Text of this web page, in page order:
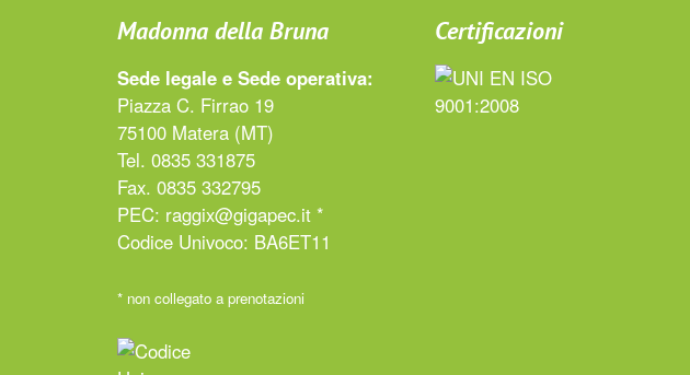
Madonna della Bruna
Sede legale e Sede operativa:
Piazza C. Firrao 19
75100 Matera (MT)
Tel. 0835 331875
Fax. 0835 332795
PEC: raggix@gigapec.it *
Codice Univoco: BA6ET11
* non collegato a prenotazioni
Certificazioni